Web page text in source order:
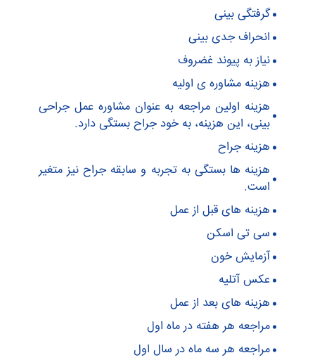
گرفتگی بینی
انحراف جدی بینی
نیاز به پیوند غضروف
هزینه مشاوره ی اولیه
هزینه اولین مراجعه به عنوان مشاوره عمل جراحی
بینی، این هزینه، به خود جراح بستگی دارد.
هزینه جراح
هزینه ها بستگی به تجربه و سابقه جراح نیز متغیر
است.
هزینه های قبل از عمل
سی تی اسکن
آزمایش خون
عکس آتلیه
هزینه های بعد از عمل
مراجعه هر هفته در ماه اول
مراجعه هر سه ماه در سال اول